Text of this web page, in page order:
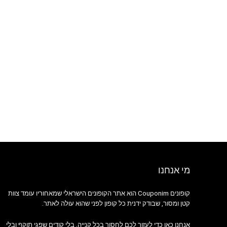
מי אנחנו
קופונים Couponim הוא אתר הקופונים הישראלי שמאחוריו עומד צוות
קטן ומסור, שבודק ידנית כל קופון לפני שהוא עולה לאתר.
אנחנו כאן כדי לעזור לכם לחסוך בכל קנייה, בלי קודים שפגי תוקף ובלי